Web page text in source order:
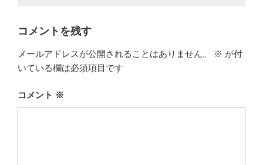
コメントを残す
メールアドレスが公開されることはありません。 ※ が付
いている欄は必須項目です
コメント ※